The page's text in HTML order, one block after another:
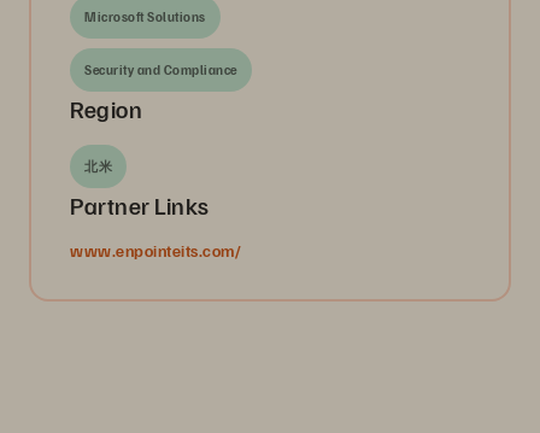
Microsoft Solutions
Security and Compliance
Region
北米
Partner Links
www.enpointeits.com/